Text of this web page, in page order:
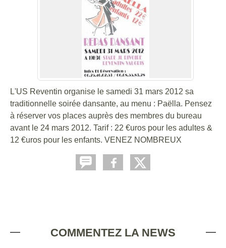
L'US Reventin organise le samedi 31 mars 2012 sa
traditionnelle soirée dansante, au menu : Paëlla. Pensez
à réserver vos places auprès des membres du bureau
avant le 24 mars 2012. Tarif : 22 €uros pour les adultes &
12 €uros pour les enfants. VENEZ NOMBREUX
COMMENTEZ LA NEWS